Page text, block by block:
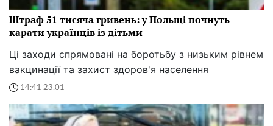
Штраф 51 тисяча гривень: у Польщі почнуть
карати українців із дітьми
Ці заходи спрямовані на боротьбу з низьким рівнем
вакцинації та захист здоров'я населення
14:41 23.01